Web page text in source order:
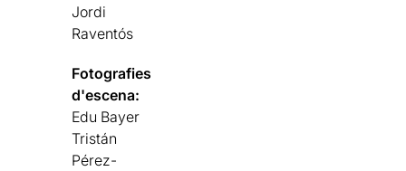
Jordi
Raventós
Fotografies
d'escena:
Edu Bayer
Tristán
Pérez-